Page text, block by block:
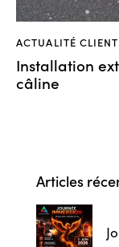
ACTUALITÉ CLIENT
Installation
câline
Articles